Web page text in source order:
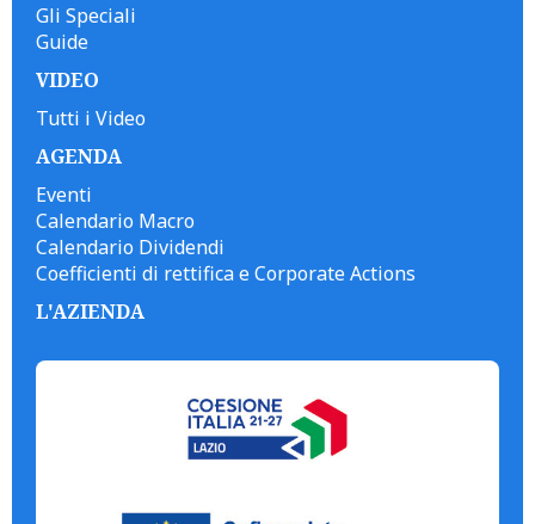
Gli Speciali
Guide
VIDEO
Tutti i Video
AGENDA
Eventi
Calendario Macro
Calendario Dividendi
Coefficienti di rettifica e Corporate Actions
L'AZIENDA